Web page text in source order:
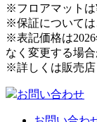
※フロアマットは
※保証については
※表記価格は
なく変更する場合
※詳しくは販売店
お問い合わせ